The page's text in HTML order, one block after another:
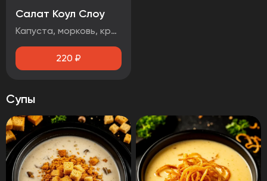
Салат Коул Слоу
Капуста, морковь, красный лук, кинза
220 ₽
Супы